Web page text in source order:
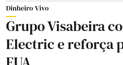
Dinheiro Vivo
Grupo Visabeira
Electric e reforça